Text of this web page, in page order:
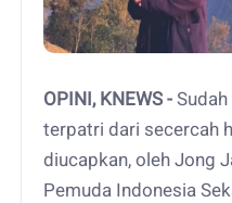
OPINI, KNEWS -
terpatri dari secercah
diucapkan, oleh Jong
Pemuda Indonesia